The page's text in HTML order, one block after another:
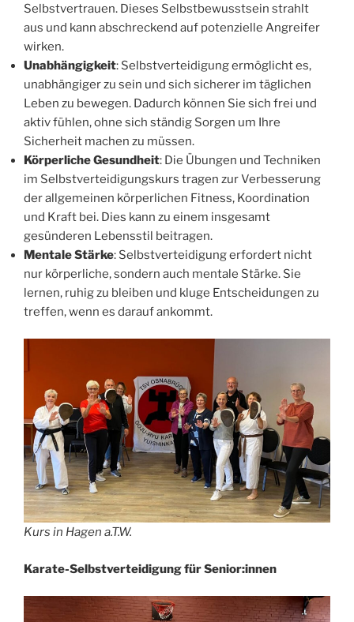
Selbstvertrauen. Dieses Selbstbewusstsein strahlt
aus und kann abschreckend auf potenzielle Angreifer
wirken.
Unabhängigkeit: Selbstverteidigung ermöglicht es,
unabhängiger zu sein und sich sicherer im täglichen
Leben zu bewegen. Dadurch können Sie sich frei und
aktiv fühlen, ohne sich ständig Sorgen um Ihre
Sicherheit machen zu müssen.
Körperliche Gesundheit: Die Übungen und Techniken
im Selbstverteidigungskurs tragen zur Verbesserung
der allgemeinen körperlichen Fitness, Koordination
und Kraft bei. Dies kann zu einem insgesamt
gesünderen Lebensstil beitragen.
Mentale Stärke: Selbstverteidigung erfordert nicht
nur körperliche, sondern auch mentale Stärke. Sie
lernen, ruhig zu bleiben und kluge Entscheidungen zu
treffen, wenn es darauf ankommt.
Kurs in Hagen a.T.W.
Karate-Selbstverteidigung für Senior:innen